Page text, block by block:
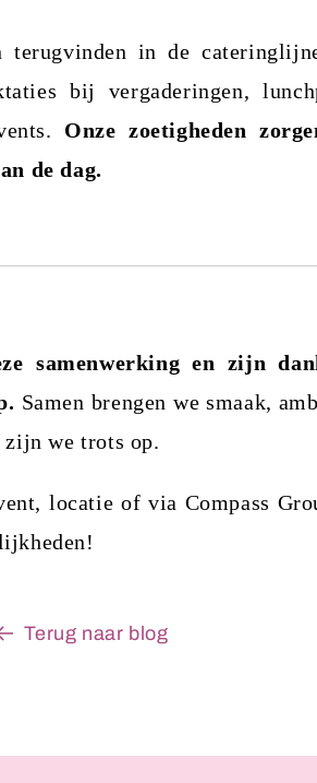
in de
bij vergaderingen,
Onze zoetigheden
de dag.
samenwerking en zijn
Samen brengen we smaak,
zijn we trots op.
locatie of via Compass
Terug naar blog